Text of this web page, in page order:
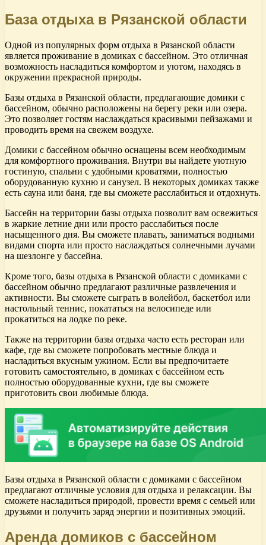
База отдыха в Рязанской области
Одной из популярных форм отдыха в Рязанской области
является проживание в домиках с бассейном. Это отличная
возможность насладиться комфортом и уютом, находясь в
окружении прекрасной природы.
Базы отдыха в Рязанской области, предлагающие домики с
бассейном, обычно расположены на берегу реки или озера.
Это позволяет гостям наслаждаться красивыми пейзажами и
проводить время на свежем воздухе.
Домики с бассейном обычно оснащены всем необходимым
для комфортного проживания. Внутри вы найдете уютную
гостиную, спальни с удобными кроватями, полностью
оборудованную кухню и санузел. В некоторых домиках также
есть сауна или баня, где вы сможете расслабиться и отдохнуть.
Бассейн на территории базы отдыха позволит вам освежиться
в жаркие летние дни или просто расслабиться после
насыщенного дня. Вы сможете плавать, заниматься водными
видами спорта или просто наслаждаться солнечными лучами
на шезлонге у бассейна.
Кроме того, базы отдыха в Рязанской области с домиками с
бассейном обычно предлагают различные развлечения и
активности. Вы сможете сыграть в волейбол, баскетбол или
настольный теннис, покататься на велосипеде или
прокатиться на лодке по реке.
Также на территории базы отдыха часто есть ресторан или
кафе, где вы сможете попробовать местные блюда и
насладиться вкусным ужином. Если вы предпочитаете
готовить самостоятельно, в домиках с бассейном есть
полностью оборудованные кухни, где вы сможете
приготовить свои любимые блюда.
Базы отдыха в Рязанской области с домиками с бассейном
предлагают отличные условия для отдыха и релаксации. Вы
сможете насладиться природой, провести время с семьей или
друзьями и получить заряд энергии и позитивных эмоций.
Аренда домиков с бассейном